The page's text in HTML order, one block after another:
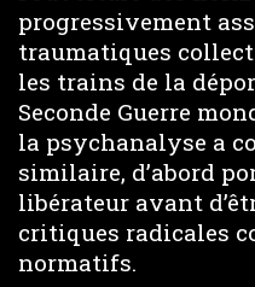
progressivement
traumatiques
les trains de la
Seconde Guerre
la psychanalyse a
similaire, d’abord
libérateur avant
critiques radicales
normatifs.